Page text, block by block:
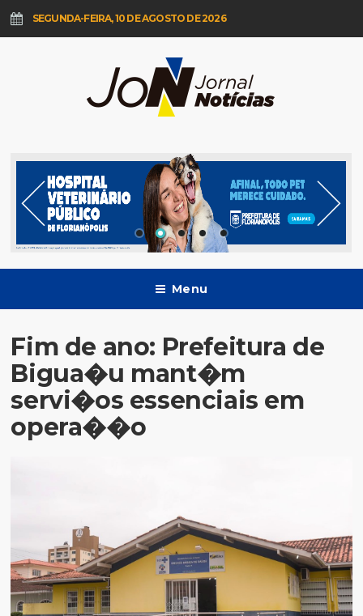
SEGUNDA-FEIRA, 10 DE AGOSTO DE 2026
Menu
Fim de ano: Prefeitura de
Bigua�u mant�m
servi�os essenciais em
opera��o